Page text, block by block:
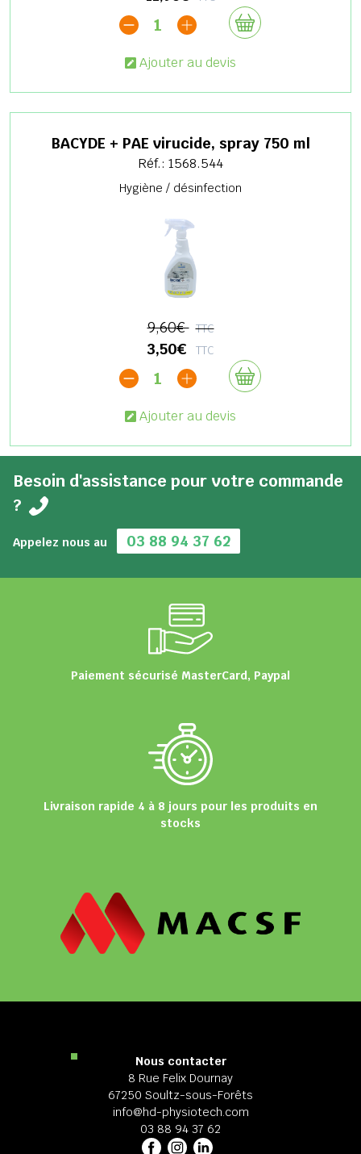
1
Ajouter au devis
BACYDE + PAE virucide, spray 750 ml
Réf.: 1568.544
Hygiène / désinfection
9,60€ TTC
3,50€ TTC
1
Ajouter au devis
Besoin d'assistance pour votre commande
?
Appelez nous au 03 88 94 37 62
Paiement sécurisé MasterCard, Paypal
Livraison rapide 4 à 8 jours pour les produits en
stocks
Nous contacter
8 Rue Felix Dournay
67250 Soultz-sous-Forêts
info@hd-physiotech.com
03 88 94 37 62